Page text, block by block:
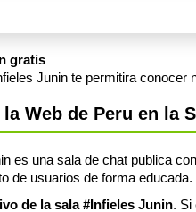
gratis
Junin te permitira
Web de Peru en la
es una sala de chat publica
de usuarios de forma
de la sala #Infieles Junin. Si